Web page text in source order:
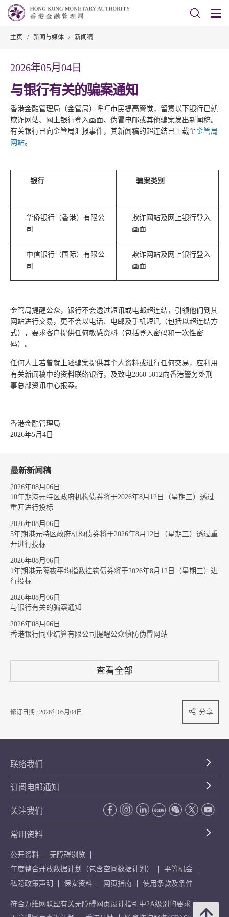
主页 / 新闻与媒体 / 新闻稿
2026年05月04日
与银行有关的骗案通知
香港金融管理局（金管局）呼吁市民提高警觉，留意以下银行已就
欺诈网站、网上银行登入画面、伪冒电邮或其他骗案发出新闻稿。
有关银行已向金管局汇报事件，其新闻稿的超连结已上载至金管局
网站。
银行 骗案类别
华侨银行（香港）有限公
司
欺诈网站及网上银行登入
画面
中信银行（国际）有限公
司
欺诈网站及网上银行登入
画面
金管局提醒公众，银行不会透过短讯或电邮超连结，引领他们到其
网站进行交易，更不会以电话、电邮及手机短讯（包括以超连结方
式），要求客户提供任何敏感资料（包括登入密码和一次性密
码）。
任何人士若曾就上述骗案提供其个人资料或进行任何交易，应利用
有关新闻稿中的资料联络银行，及致电2860 5012向香港警务处刑
事总部资讯中心报案。
香港金融管理局
2026年5月4日
最新新闻稿
2026年08月06日
10年期港元特区政府机构债券将于2026年8月12日（星期三）透过
重开进行投标
2026年08月06日
5年期港元特区政府机构债券将于2026年8月12日（星期三）透过重
开进行投标
2026年08月06日
1年期港元隔夜平均指数挂钩债券将于2026年8月12日（星期三）进
行投标
2026年08月06日
与银行有关的骗案通知
2026年08月06日
香港银行同业结算有限公司提醒公众慎防伪冒网站
查看全部
修订日期 : 2026年05月04日 分享
联络我们
订阅电邮通知
关注我们
常用资料
公开资料
无障碍浏览
年度整合开放数据计划（包含空间数据计划）
平等机会
私隐政策声明
保安资料 网页指南 使用条款及条件
符合万维网联盟有关无障碍网页设计指引中2A级别的要求